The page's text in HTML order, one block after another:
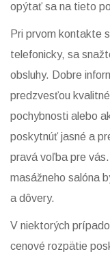
opýtať sa na tieto
Pri prvom kontakte
telefonicky, sa
obsluhy. Dobre
predzvesťou
pochybnosti alebo
poskytnúť jasné a
pravá voľba pre
masážneho salóna
a dôvery.
V niektorých
cenové rozpätie